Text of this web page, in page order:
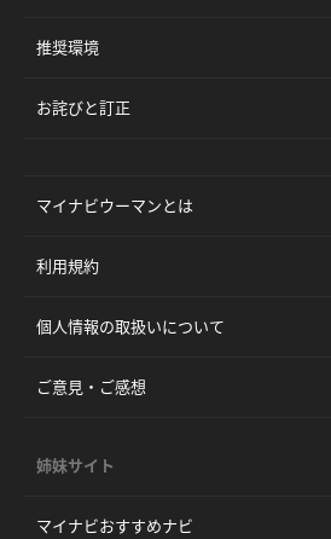
推奨環境
お詫びと訂正
マイナビウーマンとは
利用規約
個人情報の取扱いについて
ご意見・ご感想
姉妹サイト
マイナビおすすめナビ